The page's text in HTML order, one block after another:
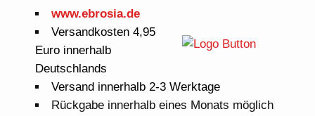
www.ebrosia.de
Versandkosten 4,95
Euro innerhalb
Deutschlands
Versand innerhalb 2-3 Werktage
Rückgabe innerhalb eines Monats möglich